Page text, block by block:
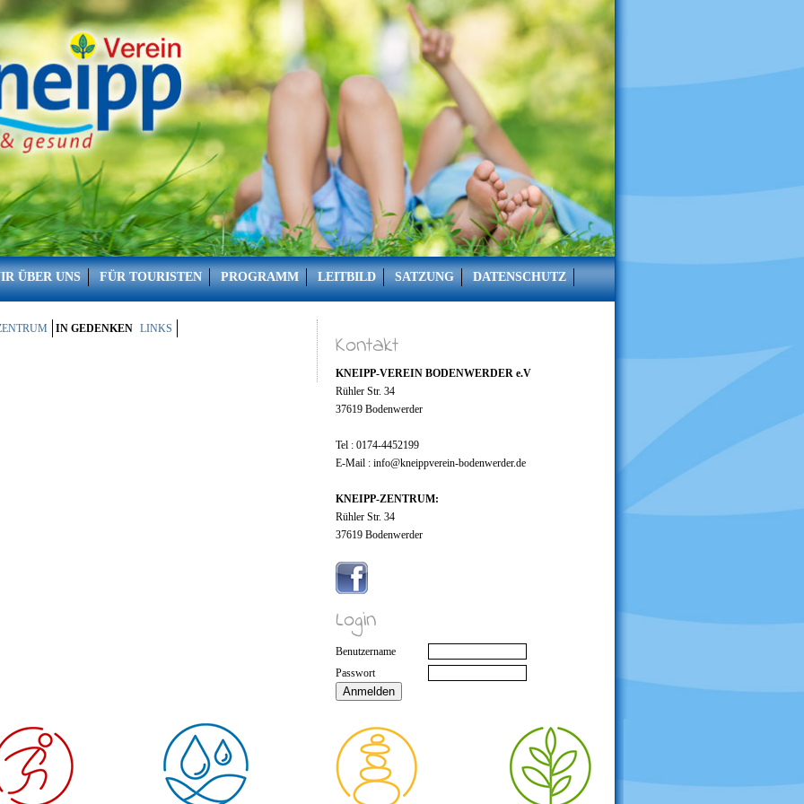
ÜBER UNS FÜR TOURISTEN PROGRAMM LEITBILD SATZUNG DATENSCHUTZ
IN GEDENKEN LINKS
Kontakt
KNEIPP-VEREIN BODENWERDER e.V
Rühler Str. 34
37619 Bodenwerder
Tel : 0174-4452199
E-Mail : info@kneippverein-bodenwerder.de
KNEIPP-ZENTRUM:
Rühler Str. 34
37619 Bodenwerder
Login
Benutzername
Passwort
Anmelden